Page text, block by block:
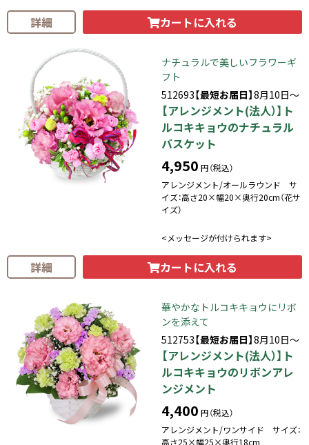
詳細 カートに入れる
ナチュラルで美しいフラワーギ
フト
512693【最短お届日】8月10日～
【アレンジメント(法人）】ト
ルコキキョウのナチュラル
バスケット
4,950 円（税込）
アレンジメント/オールラウンド サ
イズ：高さ20×幅20×奥行20cm（花サ
イズ）
<メッセージが付けられます>
詳細 カートに入れる
華やかなトルコキキョウにリボ
ンを添えて
512753【最短お届日】8月10日～
【アレンジメント(法人）】ト
ルコキキョウのリボンアレ
ンジメント
4,400 円（税込）
アレンジメント/ワンサイド サイズ：
高さ25×幅25×奥行18cm